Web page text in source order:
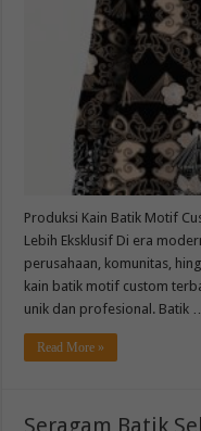
Produksi Kain Batik Motif
Lebih Eksklusif Di era
perusahaan, komunitas,
kain batik motif custom
unik dan profesional. Batik
Read More »